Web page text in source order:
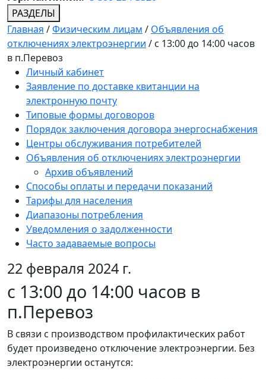
РАЗДЕЛЫ
Главная /Физическим лицам / Объявления об
отключениях электроэнергии / с 13:00 до 14:00 часов
в п.Перевоз
Личный кабинет
Заявление по доставке квитанции на
электронную почту
Типовые формы договоров
Порядок заключения договора энергоснабжения
Центры обслуживания потребителей
Объявления об отключениях электроэнергии
Архив объявлений
Способы оплаты и передачи показаний
Тарифы для населения
Диапазоны потребления
Уведомления о задолженности
Часто задаваемые вопросы
22 февраля 2024 г.
с 13:00 до 14:00 часов в
п.Перевоз
В связи с производством профилактических работ
будет произведено отключение электроэнергии. Без
электроэнергии останутся: